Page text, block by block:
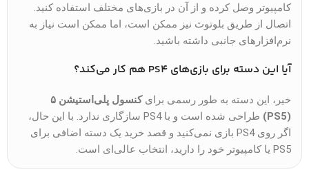
کامپیوتر وصل کرده و از آن در بازی‌های مختلف استفاده کنید.
اتصال از طریق بلوتوث نیز ممکن است، اما ممکن است نیاز به
نرم‌افزارهای جانبی داشته باشید.
آیا این دسته برای بازی‌های PS4 هم کار می‌کند؟
خیر، این دسته به طور رسمی برای
کنسول پلی‌استیشن ۵
(PS5)
طراحی شده است و با PS4 سازگاری ندارد. با این حال،
اگر روی PS4 بازی نمی‌کنید و قصد خرید یک دسته اضافی برای
PS5 یا کامپیوتر خود را دارید، انتخاب عالی‌ای است.